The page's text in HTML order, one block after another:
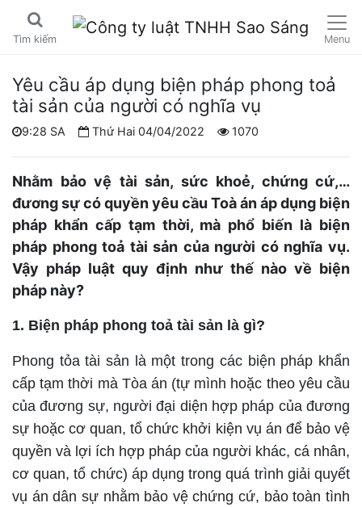
Tìm kiếm Menu
Yêu cầu áp dụng biện pháp phong toả
tài sản của người có nghĩa vụ
9:28 SA Thứ Hai 04/04/2022 1070
Nhằm bảo vệ tài sản, sức khoẻ, chứng cứ,…
đương sự có quyền yêu cầu Toà án áp dụng biện
pháp khẩn cấp tạm thời, mà phổ biến là biện
pháp phong toả tài sản của người có nghĩa vụ.
Vậy pháp luật quy định như thế nào về biện
pháp này?
1. Biện pháp phong toả tài sản là gì?
Phong tỏa tài sản là một trong các biện pháp khẩn
cấp tạm thời mà Tòa án (tự mình hoặc theo yêu cầu
của đương sự, người đại diện hợp pháp của đương
sự hoặc cơ quan, tổ chức khởi kiện vụ án để bảo vệ
quyền và lợi ích hợp pháp của người khác, cá nhân,
cơ quan, tổ chức) áp dụng trong quá trình giải quyết
vụ án dân sự nhằm bảo vệ chứng cứ, bảo toàn tình